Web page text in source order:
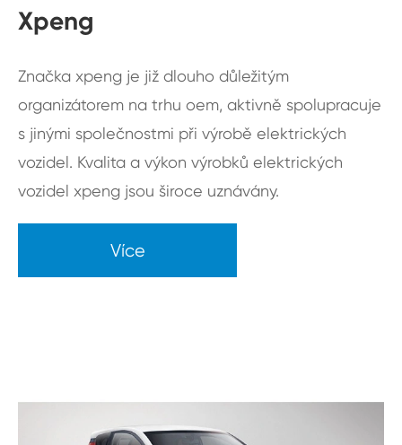
Xpeng
Značka xpeng je již dlouho důležitým
organizátorem na trhu oem, aktivně spolupracuje
s jinými společnostmi při výrobě elektrických
vozidel. Kvalita a výkon výrobků elektrických
vozidel xpeng jsou široce uznávány.
Více